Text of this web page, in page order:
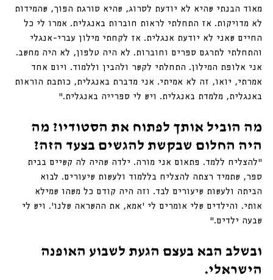
מאוד הבנתי שהיא לא יודעת לסרוג, שהיא סורגת הפוך, שהמידות
לא מדויקות. אז התחלתי לראות חוברות באנגלית. אמרו לי כל
החיים שאני לא יודעת אנגלית. אז לקחתי מילון עברי-אנגלי
והתחלתי לתרגם ספרים וחוברות. לא היה טלפון, לא היה מחשב.
אני אלופת המילון. התחלתי לקשר ולהבין וללמוד. ויום אחד
אמרתי, יואו, זה לא אמיתי. אני מדברת באנגלית, כותבת הוראות
באנגלית, מלמדת באנגלית. ויש לי ספרייה באנגלית.״
מה הוביל אותך לפתוח את הסטודיו? מה
היה החלום שבקשת להגשים בצעד הזה?
״להצליח ללמד. פתאום אני מורה. ילדה שהיה לה קשיים בבית
ספר, שתמיד רצתה להצליח בללמוד ולעשות שיעורים. לבוא
הביתה ולעשות שיעורים לבד. וזה היה קודם כל משהו שמילא
אותי. והילדים שלי אומרים לי ׳אמא, את ההשראה שלנו׳. ויש לי
שבעה ילדים.״
ובשלב הבא בעצם הגעת לשבוע האופנה
הישראלי.